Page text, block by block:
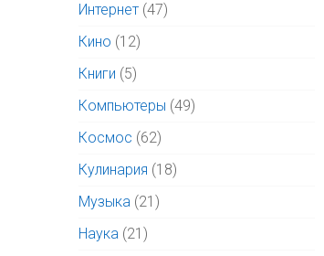
Интернет (47)
Кино (12)
Книги (5)
Компьютеры (49)
Космос (62)
Кулинария (18)
Музыка (21)
Наука (21)